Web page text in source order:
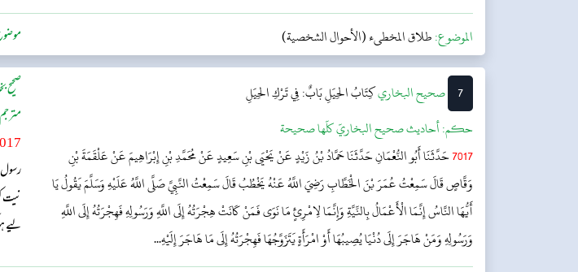
الموضوع:طلاق المخطىء (الأحوال الشخصية)
7 ‌‌صحيح البخاريكِتَابُ الحِيَلِبَابٌ: فِي تَرْكِ الحِيَلِ
حکم:أحاديث صحيح البخاريّ كلّها صحيحة
7017حَدَّثَنَا أَبُو النُّعْمَانِ حَدَّثَنَا حَمَّادُ بْنُ زَيْدٍ عَنْ يَحْيَى بْنِ سَعِيدٍ عَنْ مُحَمَّدِ بْنِ إِبْرَاهِيمَ عَنْ عَلْقَمَةَ بْنِ
وَقَّاصٍ قَالَ سَمِعْتُ عُمَرَ بْنَ الْخَطَّابِ رَضِيَ اللَّهُ عَنْهُ يَخْطُبُ قَالَ سَمِعْتُ النَّبِيَّ صَلَّى اللَّهُ عَلَيْهِ وَسَلَّمَ يَقُولُ يَا
أَيُّهَا النَّاسُ إِنَّمَا الْأَعْمَالُ بِالنِّيَّةِ وَإِنَّمَا لِامْرِئٍ مَا نَوَى فَمَنْ كَانَتْ هِجْرَتُهُ إِلَى اللَّهِ وَرَسُولِهِ فَهِجْرَتُهُ إِلَى اللَّهِ
وَرَسُولِهِ وَمَنْ هَاجَرَ إِلَى دُنْيَا يُصِيبُهَا أَوْ امْرَأَةٍ يَتَزَوَّجُهَا فَهِجْرَتُهُ إِلَى مَا هَاجَرَ إِلَيْهِ...
نیت
لیے